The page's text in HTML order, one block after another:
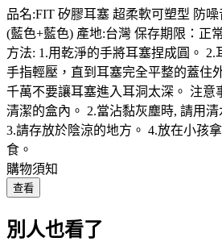
品名:FIT 矽膠耳塞 超柔軟可塑型 防噪
(藍色+藍色) 產地:台灣 保存期限：正
方法: 1.用乾淨的手將耳塞捏成圓。 2.
手指輕壓，直到耳塞完全平整的蓋住
千萬不要讓耳塞進入耳洞太深。 注意
清潔的盒內。 2.當沾黏灰塵時, 請用
3.請存放於陰涼的地方。 4.放在小孩
食。
購物須知
查看
別人也看了